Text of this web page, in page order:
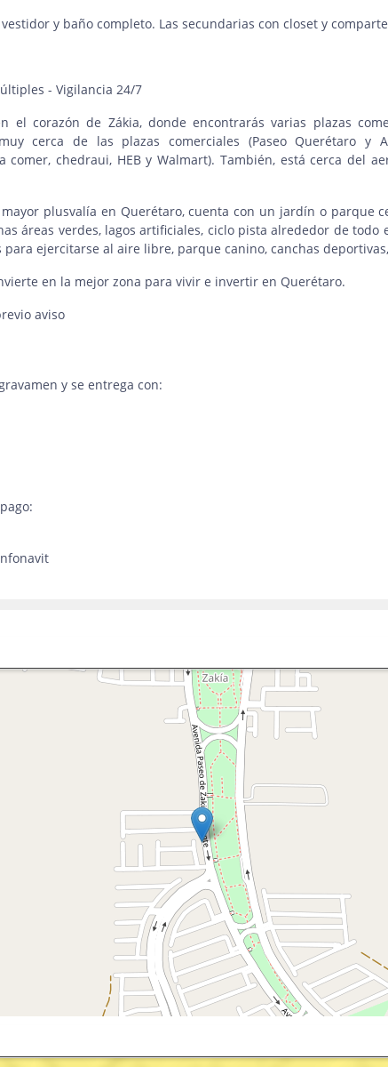
y baño completo. Las secundarias con closet y
- Vigilancia 24/7
el corazón de Zákia, donde encontrarás varias plazas
cerca de las plazas comerciales (Paseo Querétaro y
comer, chedraui, HEB y Walmart). También, está cerca del
plusvalía en Querétaro, cuenta con un jardín o parque
áreas verdes, lagos artificiales, ciclo pista alrededor de todo
ejercitarse al aire libre, parque canino, canchas
en la mejor zona para vivir e invertir en Querétaro.
aviso
y se entrega con: